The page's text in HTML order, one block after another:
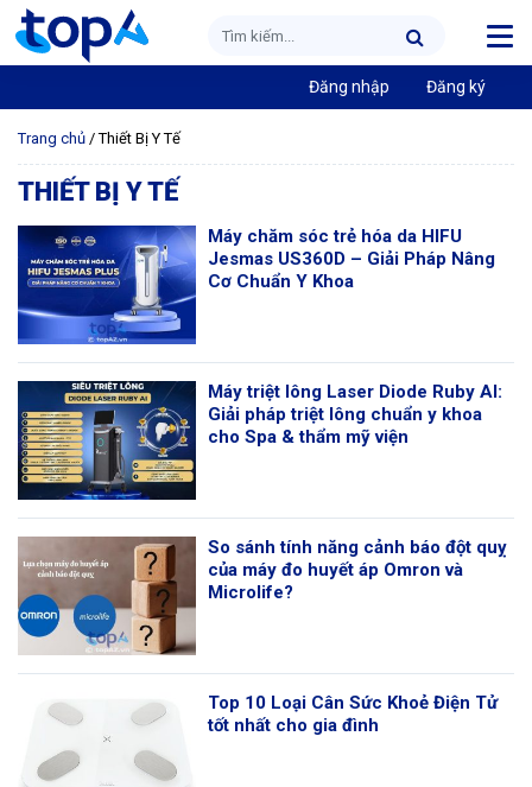
Đăng nhập Đăng ký
Trang chủ /Thiết Bị Y Tế
THIẾT BỊ Y TẾ
Máy chăm sóc trẻ hóa da HIFU
Jesmas US360D – Giải Pháp Nâng
Cơ Chuẩn Y Khoa
Máy triệt lông Laser Diode Ruby AI:
Giải pháp triệt lông chuẩn y khoa
cho Spa & thẩm mỹ viện
So sánh tính năng cảnh báo đột quỵ
của máy đo huyết áp Omron và
Microlife?
Top 10 Loại Cân Sức Khoẻ Điện Tử
tốt nhất cho gia đình